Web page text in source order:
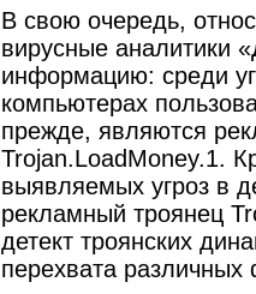
В свою очередь,
вирусные аналитики
информацию: среди
компьютерах
прежде, являются
Trojan.LoadMoney.1.
выявляемых угроз в
рекламный троянец
детект троянских
перехвата различных